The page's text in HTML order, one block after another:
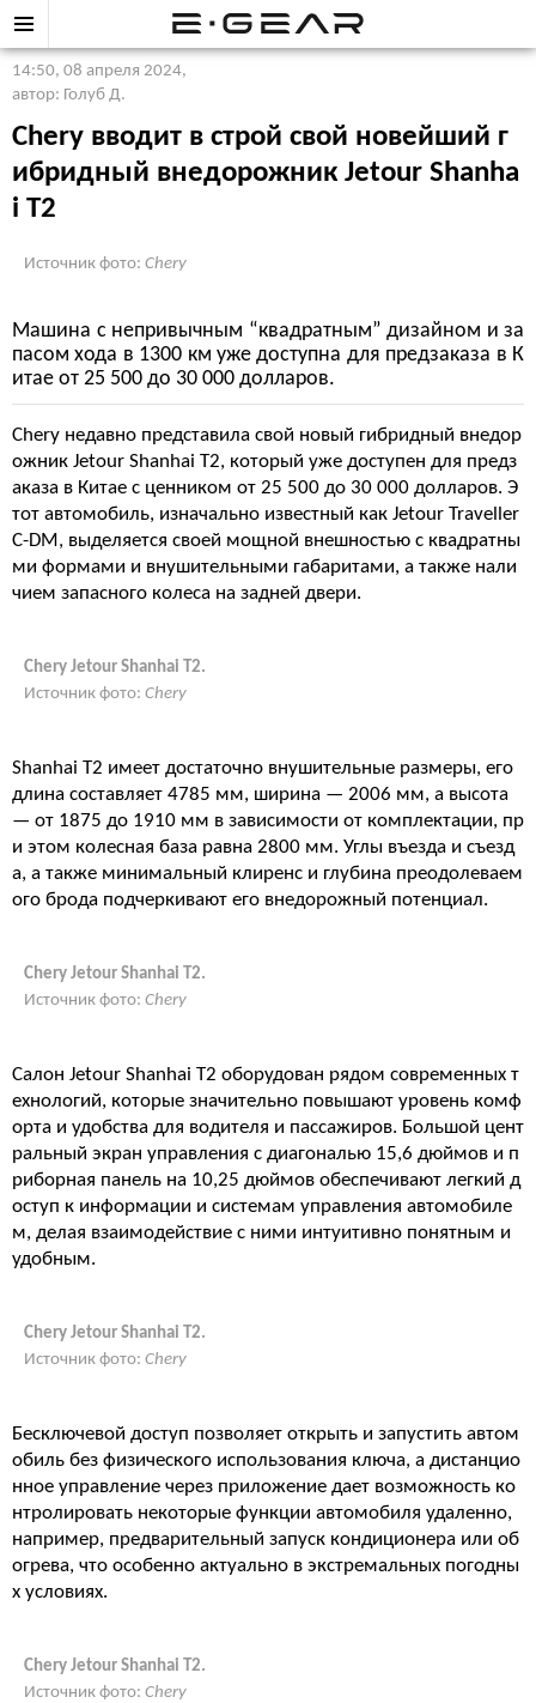
14:50, 08 апреля 2024,
автор: Голуб Д.
Chery вводит в строй свой новейший г
ибридный внедорожник Jetour Shanha
i T2
Источник фото: Chery
Машина с непривычным “квадратным” дизайном и за
пасом хода в 1300 км уже доступна для предзаказа в К
итае от 25 500 до 30 000 долларов.
Chery недавно представила свой новый гибридный внедор
ожник Jetour Shanhai T2, который уже доступен для предз
аказа в Китае с ценником от 25 500 до 30 000 долларов. Э
тот автомобиль, изначально известный как Jetour Traveller
C-DM, выделяется своей мощной внешностью с квадратны
ми формами и внушительными габаритами, а также нали
чием запасного колеса на задней двери.
Chery Jetour Shanhai T2.
Источник фото: Chery
Shanhai T2 имеет достаточно внушительные размеры, его
длина составляет 4785 мм, ширина — 2006 мм, а высота
— от 1875 до 1910 мм в зависимости от комплектации, пр
и этом колесная база равна 2800 мм. Углы въезда и съезд
а, а также минимальный клиренс и глубина преодолеваем
ого брода подчеркивают его внедорожный потенциал.
Chery Jetour Shanhai T2.
Источник фото: Chery
Салон Jetour Shanhai T2 оборудован рядом современных т
ехнологий, которые значительно повышают уровень комф
орта и удобства для водителя и пассажиров. Большой цент
ральный экран управления с диагональю 15,6 дюймов и п
риборная панель на 10,25 дюймов обеспечивают легкий д
оступ к информации и системам управления автомобиле
м, делая взаимодействие с ними интуитивно понятным и
удобным.
Chery Jetour Shanhai T2.
Источник фото: Chery
Бесключевой доступ позволяет открыть и запустить автом
обиль без физического использования ключа, а дистанцио
нное управление через приложение дает возможность ко
нтролировать некоторые функции автомобиля удаленно,
например, предварительный запуск кондиционера или об
огрева, что особенно актуально в экстремальных погодны
х условиях.
Chery Jetour Shanhai T2.
Источник фото: Chery